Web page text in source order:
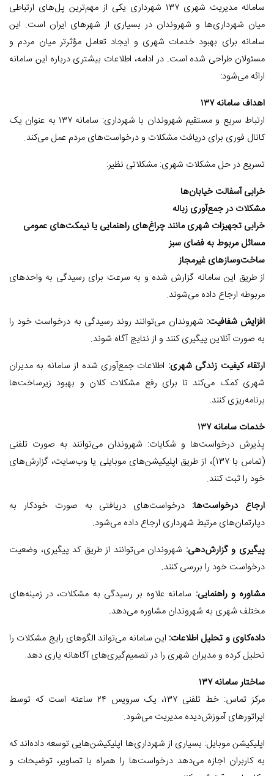
سامانه مدیریت شهری ۱۳۷ شهرداری یکی از مهم‌ترین پل‌های ارتباطی
میان شهرداری‌ها و شهروندان در بسیاری از شهرهای ایران است. این
سامانه برای بهبود خدمات شهری و ایجاد تعامل مؤثرتر میان مردم و
مسئولان طراحی شده است. در ادامه، اطلاعات بیشتری درباره این سامانه
ارائه می‌شود:
اهداف سامانه ۱۳۷
ارتباط سریع و مستقیم شهروندان با شهرداری: سامانه ۱۳۷ به عنوان یک
کانال فوری برای دریافت مشکلات و درخواست‌های مردم عمل می‌کند.
تسریع در حل مشکلات شهری: مشکلاتی نظیر:
خرابی آسفالت خیابان‌ها
مشکلات در جمع‌آوری زباله
خرابی تجهیزات شهری مانند چراغ‌های راهنمایی یا نیمکت‌های عمومی
مسائل مربوط به فضای سبز
ساخت‌وسازهای غیرمجاز
از طریق این سامانه گزارش شده و به سرعت برای رسیدگی به واحدهای
مربوطه ارجاع داده می‌شوند.
افزایش شفافیت: شهروندان می‌توانند روند رسیدگی به درخواست خود را
به صورت آنلاین پیگیری کنند و از نتایج آگاه شوند.
ارتقاء کیفیت زندگی شهری: اطلاعات جمع‌آوری شده از سامانه به مدیران
شهری کمک می‌کند تا برای رفع مشکلات کلان و بهبود زیرساخت‌ها
برنامه‌ریزی کنند.
خدمات سامانه ۱۳۷
پذیرش درخواست‌ها و شکایات: شهروندان می‌توانند به صورت تلفنی
(تماس با ۱۳۷)، از طریق اپلیکیشن‌های موبایلی یا وب‌سایت، گزارش‌های
خود را ثبت کنند.
ارجاع درخواست‌ها: درخواست‌های دریافتی به صورت خودکار به
دپارتمان‌های مرتبط شهرداری ارجاع داده می‌شود.
پیگیری و گزارش‌دهی: شهروندان می‌توانند از طریق کد پیگیری، وضعیت
درخواست خود را بررسی کنند.
مشاوره و راهنمایی: سامانه علاوه بر رسیدگی به مشکلات، در زمینه‌های
مختلف شهری به شهروندان مشاوره می‌دهد.
داده‌کاوی و تحلیل اطلاعات: این سامانه می‌تواند الگوهای رایج مشکلات را
تحلیل کرده و مدیران شهری را در تصمیم‌گیری‌های آگاهانه یاری دهد.
ساختار سامانه ۱۳۷
مرکز تماس: خط تلفنی ۱۳۷، یک سرویس ۲۴ ساعته است که توسط
اپراتورهای آموزش‌دیده مدیریت می‌شود.
اپلیکیشن موبایل: بسیاری از شهرداری‌ها اپلیکیشن‌هایی توسعه داده‌اند که
به کاربران اجازه می‌دهد درخواست‌ها را همراه با تصاویر، توضیحات و